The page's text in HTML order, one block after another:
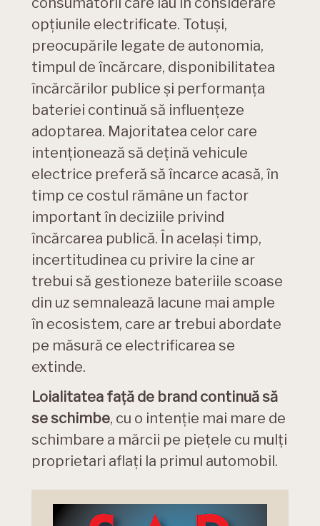
opțiunile electrificate. Totuși,
preocupările legate de autonomia,
timpul de încărcare, disponibilitatea
încărcărilor publice și performanța
bateriei continuă să influențeze
adoptarea. Majoritatea celor care
intenționează să dețină vehicule
electrice preferă să încarce acasă, în
timp ce costul rămâne un factor
important în deciziile privind
încărcarea publică. În același timp,
incertitudinea cu privire la cine ar
trebui să gestioneze bateriile scoase
din uz semnalează lacune mai ample
în ecosistem, care ar trebui abordate
pe măsură ce electrificarea se
extinde.
Loialitatea față de brand continuă să
se schimbe, cu o intenție mai mare de
schimbare a mărcii pe piețele cu mulți
proprietari aflați la primul automobil.